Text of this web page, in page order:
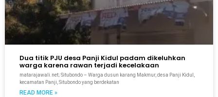
Dua titik PJU desa Panji Kidul padam dikeluhkan
warga karena rawan terjadi kecelakaan
matarajawali.net; Situbondo – Warga dusun karang Makmur, desa Panji Kidul,
kecamatan Panji, Situbondo yang berdekatan
READ MORE »